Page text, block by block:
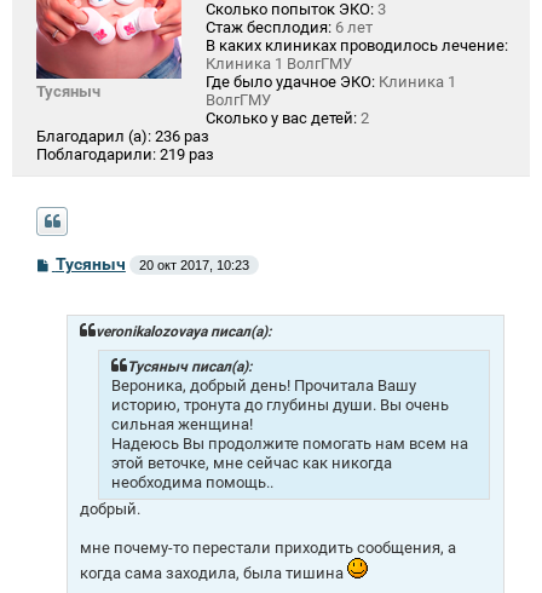
Тусяныч
Сколько попыток ЭКО: 3
Стаж бесплодия: 6 лет
В каких клиниках проводилось лечение:
Клиника 1 ВолгГМУ
Где было удачное ЭКО: Клиника 1
ВолгГМУ
Сколько у вас детей: 2
Благодарил (а): 236 раз
Поблагодарили: 219 раз
СТусяныч 20 окт 2017, 10:23
veronikalozovaya писал(а):
Тусяныч писал(а):
Вероника, добрый день! Прочитала Вашу
историю, тронута до глубины души. Вы очень
сильная женщина!
Надеюсь Вы продолжите помогать нам всем на
этой веточке, мне сейчас как никогда
необходима помощь..
добрый.
мне почему-то перестали приходить сообщения, а
когда сама заходила, была тишина